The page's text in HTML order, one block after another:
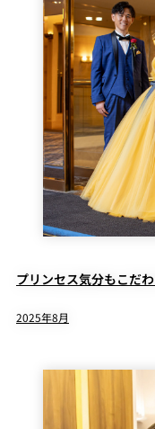
プリンセス気分もこだ
2025年8月